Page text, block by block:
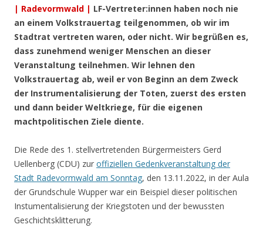
| Radevormwald | LF-Vertreter:innen haben noch nie
an einem Volkstrauertag teilgenommen, ob wir im
Stadtrat vertreten waren, oder nicht. Wir begrüßen es,
dass zunehmend weniger Menschen an dieser
Veranstaltung teilnehmen. Wir lehnen den
Volkstrauertag ab, weil er von Beginn an dem Zweck
der Instrumentalisierung der Toten, zuerst des ersten
und dann beider Weltkriege, für die eigenen
machtpolitischen Ziele diente.
Die Rede des 1. stellvertretenden Bürgermeisters Gerd
Uellenberg (CDU) zur offiziellen Gedenkveranstaltung der
Stadt Radevormwald am Sonntag, den 13.11.2022, in der Aula
der Grundschule Wupper war ein Beispiel dieser politischen
Instumentalisierung der Kriegstoten und der bewussten
Geschichtsklitterung.